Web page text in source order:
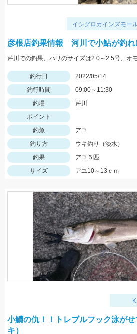
イシグロカインズモー
彦根店釣果情報 河川で小鮎が釣れ
釣行日
2022/05/14
釣行時間
09:00～11:30
釣場
芹川
ポイント
釣魚
アユ
釣り方
ウキ釣り（淡水）
釣果
アユ５匹
サイズ
アユ10～13ｃｍ
小鯖の仇！！トレブルフック泳が
キ）